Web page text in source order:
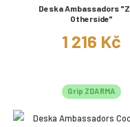
Deska Ambassadors
Otherside"
1 216 Kč
Grip ZDARMA